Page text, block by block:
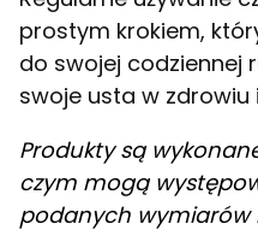
prostym krokiem,
do swojej codziennej
swoje usta w zdrowiu
Produkty są
czym mogą
podanych wymiarów